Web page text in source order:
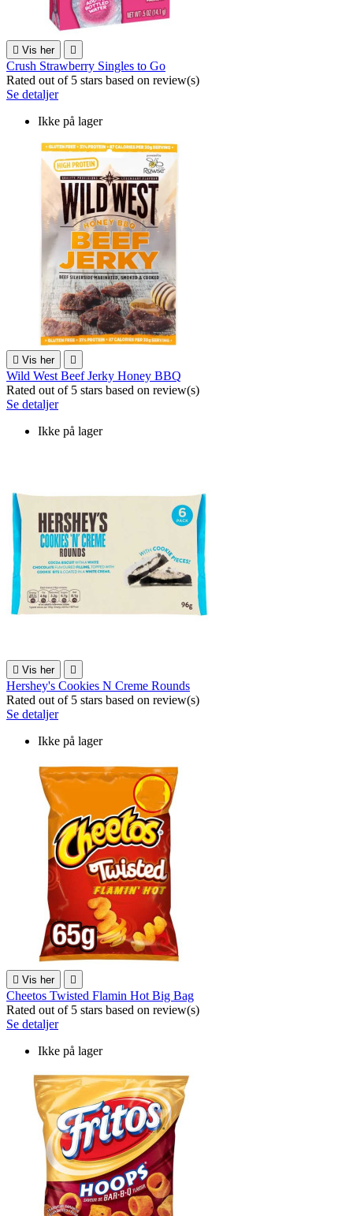
 Vis her 
Crush Strawberry Singles to Go
Rated out of 5 stars based on review(s)
Se detaljer
Ikke på lager
 Vis her 
Wild West Beef Jerky Honey BBQ
Rated out of 5 stars based on review(s)
Se detaljer
Ikke på lager
 Vis her 
Hershey's Cookies N Creme Rounds
Rated out of 5 stars based on review(s)
Se detaljer
Ikke på lager
 Vis her 
Cheetos Twisted Flamin Hot Big Bag
Rated out of 5 stars based on review(s)
Se detaljer
Ikke på lager